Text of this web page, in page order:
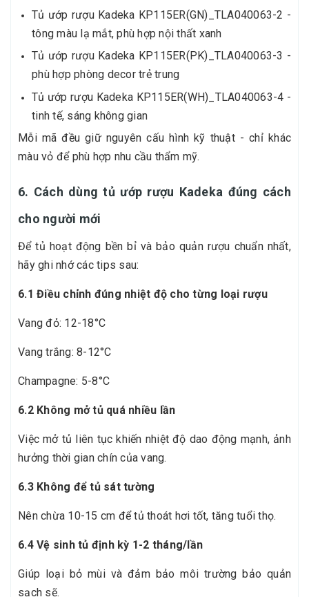
Tủ ướp rượu Kadeka KP115ER(GN)_TLA040063-2 -
tông màu lạ mắt, phù hợp nội thất xanh
Tủ ướp rượu Kadeka KP115ER(PK)_TLA040063-3 -
phù hợp phòng decor trẻ trung
Tủ ướp rượu Kadeka KP115ER(WH)_TLA040063-4 -
tinh tế, sáng không gian
Mỗi mã đều giữ nguyên cấu hình kỹ thuật - chỉ khác
màu vỏ để phù hợp nhu cầu thẩm mỹ.
6. Cách dùng tủ ướp rượu Kadeka đúng cách
cho người mới
Để tủ hoạt động bền bỉ và bảo quản rượu chuẩn nhất,
hãy ghi nhớ các tips sau:
6.1 Điều chỉnh đúng nhiệt độ cho từng loại rượu
Vang đỏ: 12-18°C
Vang trắng: 8-12°C
Champagne: 5-8°C
6.2 Không mở tủ quá nhiều lần
Việc mở tủ liên tục khiến nhiệt độ dao động mạnh, ảnh
hưởng thời gian chín của vang.
6.3 Không để tủ sát tường
Nên chừa 10-15 cm để tủ thoát hơi tốt, tăng tuổi thọ.
6.4 Vệ sinh tủ định kỳ 1-2 tháng/lần
Giúp loại bỏ mùi và đảm bảo môi trường bảo quản
sạch sẽ.